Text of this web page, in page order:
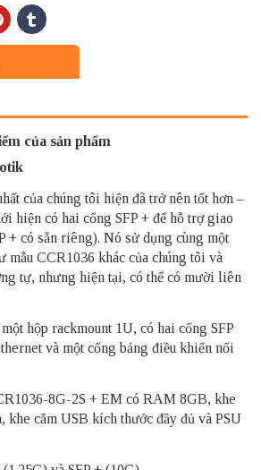
của sản phẩm
của chúng tôi hiện đã trở nên tốt hơn –
hiện có hai cổng SFP + để hỗ trợ giao
+ có sẵn riêng). Nó sử dụng cùng một
CCR1036 khác của chúng tôi và
tự, nhưng hiện tại, có thể có mười liên
hộp rackmount 1U, có hai cổng SFP
và một cổng bảng điều khiển nối
8G-2S + EM có RAM 8GB, khe
khe cắm USB kích thước đầy đủ và PSU